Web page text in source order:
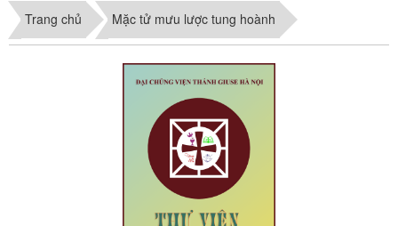
Trang chủ Mặc tử mưu lược tung hoành